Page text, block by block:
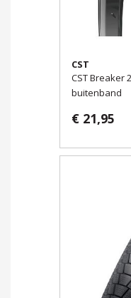
CST
CST Breaker
buitenband
€ 21,95